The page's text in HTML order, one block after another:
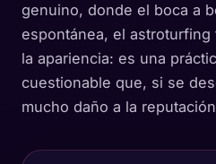
genuino, donde el boca a
espontánea, el
la apariencia: es una
cuestionable que, si se
mucho daño a la